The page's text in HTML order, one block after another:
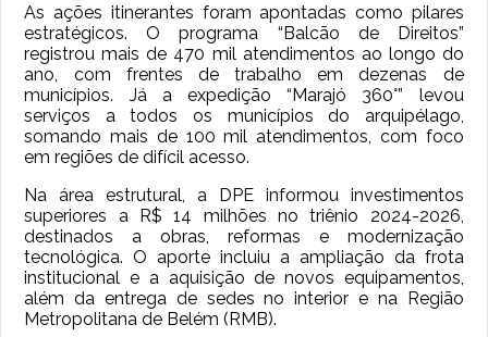
As ações itinerantes foram apontadas como pilares
estratégicos. O programa “Balcão de Direitos”
registrou mais de 470 mil atendimentos ao longo do
ano, com frentes de trabalho em dezenas de
municípios. Já a expedição “Marajó 360°” levou
serviços a todos os municípios do arquipélago,
somando mais de 100 mil atendimentos, com foco
em regiões de difícil acesso.
Na área estrutural, a DPE informou investimentos
superiores a R$ 14 milhões no triênio 2024-2026,
destinados a obras, reformas e modernização
tecnológica. O aporte incluiu a ampliação da frota
institucional e a aquisição de novos equipamentos,
além da entrega de sedes no interior e na Região
Metropolitana de Belém (RMB).